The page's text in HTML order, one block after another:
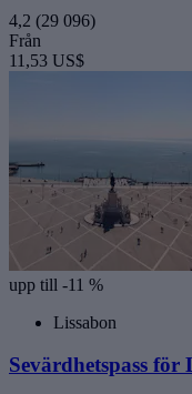
4,2 (29 096)
Från
11,53 US$
upp till -11 %
Lissabon
Sevärdhetspass för